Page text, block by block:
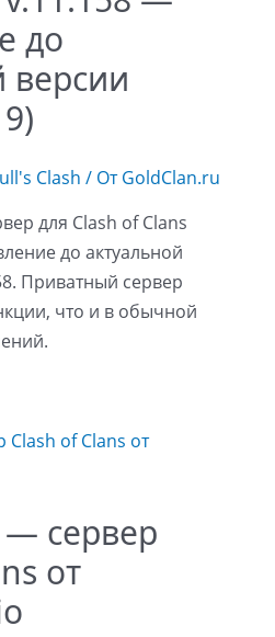
до
версии
Clash / От GoldClan.ru
для Clash of Clans
до актуальной
Приватный сервер
что и в обычной
— сервер
от